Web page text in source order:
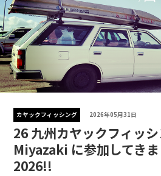
カヤックフィッシング 2026年05月31日
26 九州カヤックフィッ
Miyazaki に参加してき
2026!!